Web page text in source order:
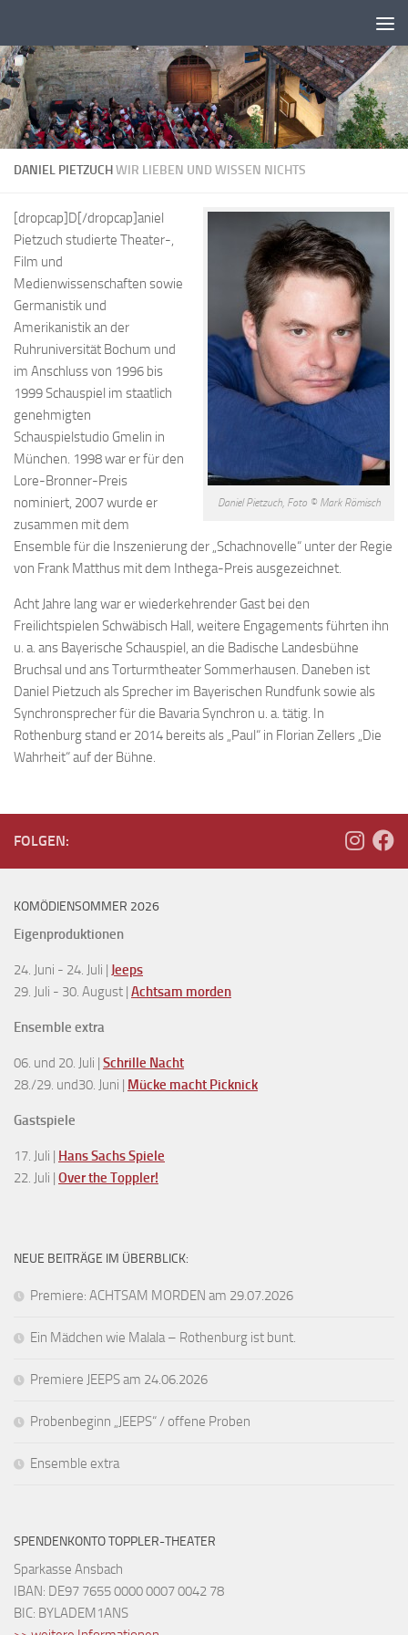
DANIEL PIETZUCHWIR LIEBEN UND WISSEN NICHTS
Daniel Pietzuch, Foto © Mark Römisch
[dropcap]D[/dropcap]aniel
Pietzuch studierte Theater-,
Film und
Medienwissenschaften sowie
Germanistik und
Amerikanistik an der
Ruhruniversität Bochum und
im Anschluss von 1996 bis
1999 Schauspiel im staatlich
genehmigten
Schauspielstudio Gmelin in
München. 1998 war er für den
Lore-Bronner-Preis
nominiert, 2007 wurde er
zusammen mit dem
Ensemble für die Inszenierung der „Schachnovelle“ unter der Regie
von Frank Matthus mit dem Inthega-Preis ausgezeichnet.
Acht Jahre lang war er wiederkehrender Gast bei den
Freilichtspielen Schwäbisch Hall, weitere Engagements führten ihn
u. a. ans Bayerische Schauspiel, an die Badische Landesbühne
Bruchsal und ans Torturmtheater Sommerhausen. Daneben ist
Daniel Pietzuch als Sprecher im Bayerischen Rundfunk sowie als
Synchronsprecher für die Bavaria Synchron u. a. tätig. In
Rothenburg stand er 2014 bereits als „Paul“ in Florian Zellers „Die
Wahrheit“ auf der Bühne.
FOLGEN:
KOMÖDIENSOMMER 2026
Eigenproduktionen
24. Juni - 24. Juli | Jeeps
29. Juli - 30. August | Achtsam morden
Ensemble extra
06. und 20. Juli | Schrille Nacht
28./29. und30. Juni | Mücke macht Picknick
Gastspiele
17. Juli | Hans Sachs Spiele
22. Juli | Over the Toppler!
NEUE BEITRÄGE IM ÜBERBLICK:
Premiere: ACHTSAM MORDEN am 29.07.2026
Ein Mädchen wie Malala – Rothenburg ist bunt.
Premiere JEEPS am 24.06.2026
Probenbeginn „JEEPS“ / offene Proben
Ensemble extra
SPENDENKONTO TOPPLER-THEATER
Sparkasse Ansbach
IBAN: DE97 7655 0000 0007 0042 78
BIC: BYLADEM1ANS